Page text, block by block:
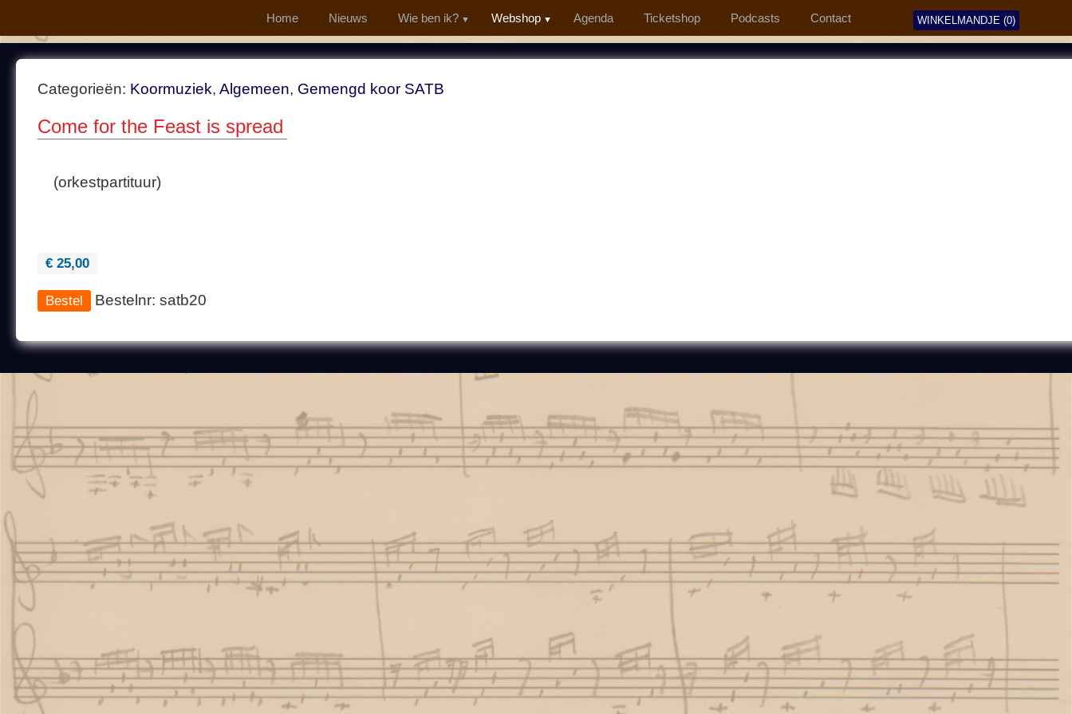
Home Nieuws Wie ben ik? Webshop Agenda Ticketshop Podcasts Contact WINKELMANDJE (0)
Categorieën: Koormuziek, Algemeen, Gemengd koor SATB
Come for the Feast is spread
(orkestpartituur)
€ 25,00
Bestelnr: satb20